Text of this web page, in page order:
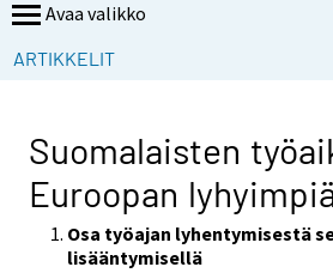
Avaa valikko
ARTIKKELIT
Suomalaisten
Euroopan
Osa työajan lyhentymisestä
lisääntymisellä